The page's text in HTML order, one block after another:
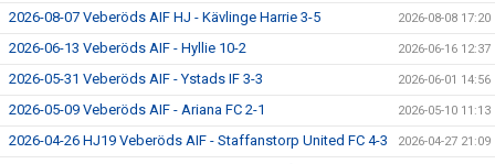
2026-08-07 Veberöds AIF HJ - Kävlinge Harrie 3-5 2026-08-08 17:20
2026-06-13 Veberöds AIF - Hyllie 10-2 2026-06-16 12:37
2026-05-31 Veberöds AIF - Ystads IF 3-3 2026-06-01 14:56
2026-05-09 Veberöds AIF - Ariana FC 2-1 2026-05-10 11:13
2026-04-26 HJ19 Veberöds AIF - Staffanstorp United FC 4-3 2026-04-27 21:09